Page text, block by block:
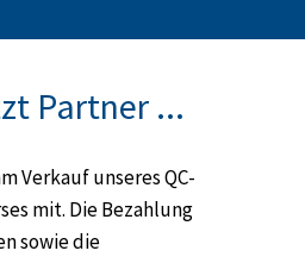
Partner ...
Verkauf unseres QC-
mit. Die Bezahlung
sowie die